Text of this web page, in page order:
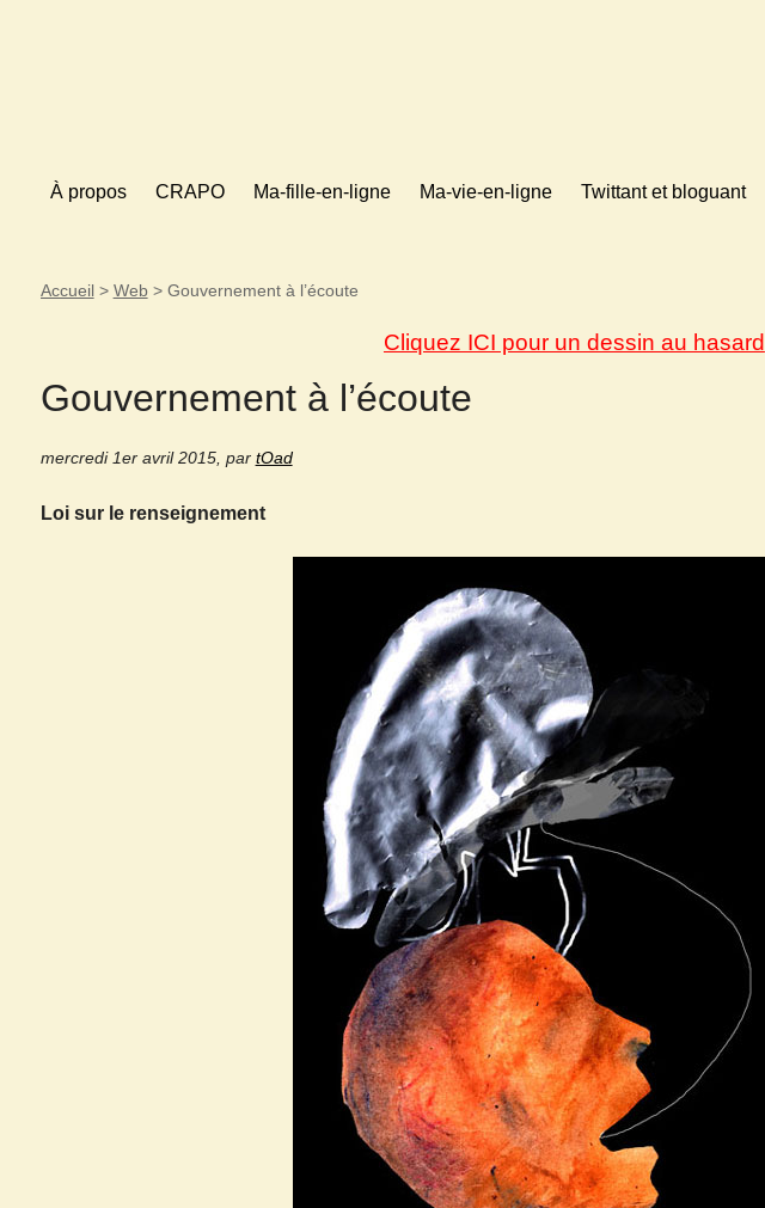
À propos CRAPO Ma-fille-en-ligne Ma-vie-en-ligne Twittant et bloguant
Accueil> Web> Gouvernement à l’écoute
Cliquez ICI pour un dessin au hasard
Gouvernement à l’écoute
mercredi 1er avril 2015, par tOad
Loi sur le renseignement